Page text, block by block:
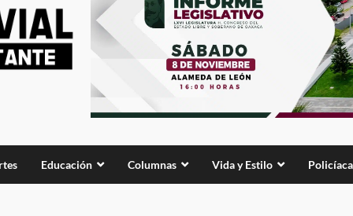
Educación Columnas Vida y Estilo Policíaca